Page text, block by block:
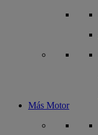
Más Motor